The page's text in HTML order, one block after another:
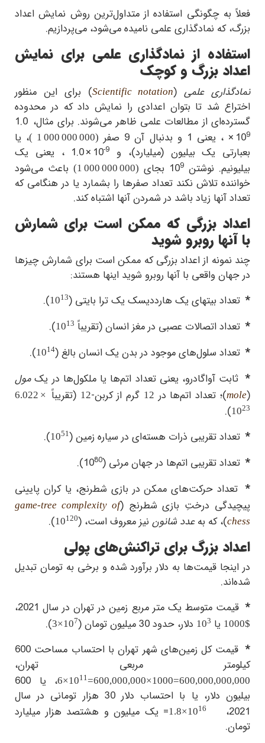
فعلاً به چگونگی استفاده از متداول‌ترین روش نمایش اعداد
بزرگ، که نمادگذاری علمی نامیده می‌شود، می‌پردازیم.
استفاده از نمادگذاری علمی برای نمایش
اعداد بزرگ و کوچک
نمادگذاری علمی(
Scientific notation) برای این منظور
اختراع شد تا بتوان اعدادی را نمایش داد که در محدوده
گسترده‌ای از مطالعات علمی ظاهر می‌شوند. برای مثال، 1.0
× 109 ، یعنی 1 و بدنبال آن 9 صفر (
1 000 000 000
)، یا
بعبارتی یک بیلیون (میلیارد)، و
1.0 × 10-9
، یعنی یک
بیلیونیم. نوشتن 109 بجای (
1 000 000 000
) باعث می‌شود
خواننده تلاش نکند تعداد صفرها را بشمارد یا در هنگامی که
تعداد آنها زیاد باشد در شمردن آنها اشتباه کند.
اعداد بزرگی که ممکن است برای شمارش
با آنها روبرو شوید
چند نمونه‌ از اعداد بزرگی که ممکن است برای شمارش چیزها
در جهان واقعی با آنها روبرو شوید اینها هستند:
* تعداد بیتهای یک هارددیسک یک ترا بایتی ( 1013
).
* تعداد اتصالات عصبی در مغز انسان (تقریباً 1013
).
* تعداد سلول‌های موجود در بدن یک انسان بالغ ( 1014
).
* ثابت آواگادرو، یعنی تعداد اتم‌‌ها یا ملکول‌‌ها در یکمول
(
mole)؛ تعداد اتم‌‌ها در 12 گرم از کربن-12
(تقریباً 6.022 ×
1023
).
* تعداد تقریبی ذرات هسته‌ای در سیاره زمین ( 1051
).
* تعداد تقریبی اتم‌ها در جهان مرئی ( 1080
).
* تعداد حرکت‌های ممکن در بازی شطرنج، یا کران پایینی
پیچیدگی درختِ بازی شطرنج (game-tree complexity of
chess)، که بهعدد شانون نیز معروف است، ( 10120
).
اعداد بزرگ برای تراکنش‌های پولی
در اینجا قیمت‌ها به دلار برآورد شده و برخی به تومان تبدیل
شده‌اند.
* قیمت متوسط یک متر مربع زمین در تهران در سال 2021،
1000$ یا 103 دلار، حدود 30 میلیون تومان ( 3×107
).
*
قیمت کل زمین‌های شهر تهران با احتساب مساحت 600
کیلومتر مربعی تهران،
600,000,000×1000=600,000,000,000
=
6×1011
، یا 600
بیلیون دلار، یا با احتساب دلار 30 هزار تومانی در سال
2021،
1.8×1016
= یک میلیون و هشتصد هزار میلیارد
تومان.